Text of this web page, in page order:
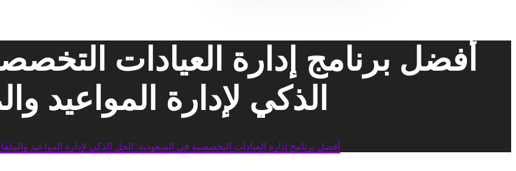
أفضل برنامج إدارة العيادات
الذكي لإدارة المواعيد
أفضل برنامج إدارة العيادات التخصصية في السعودية: الحل الذكي لإدارة المواعيد